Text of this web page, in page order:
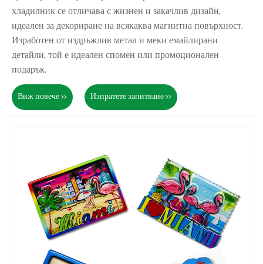
хладилник се отличава с жизнен и закачлив дизайн,
идеален за декориране на всякаква магнитна повърхност.
Изработен от издръжлив метал и меки емайлирани
детайли, той е идеален спомен или промоционален
подарък.
Виж повече >> Изпратете запитване >>